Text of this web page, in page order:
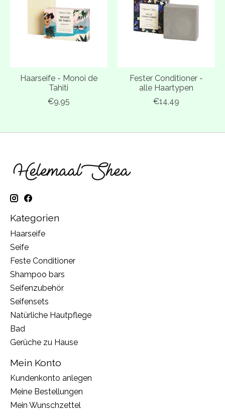
Haarseife - Monoi de
Tahiti
€9,95
Fester Conditioner -
alle Haartypen
€14,49
Kategorien
Haarseife
Seife
Feste Conditioner
Shampoo bars
Seifenzubehör
Seifensets
Natürliche Hautpflege
Bad
Gerüche zu Hause
Mein Konto
Kundenkonto anlegen
Meine Bestellungen
Mein Wunschzettel